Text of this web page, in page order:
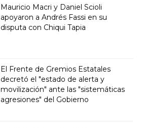
Mauricio Macri y Daniel Scioli
apoyaron a Andrés Fassi en su
disputa con Chiqui Tapia
El Frente de Gremios Estatales
decretó el "estado de alerta y
movilización" ante las "sistemáticas
agresiones" del Gobierno